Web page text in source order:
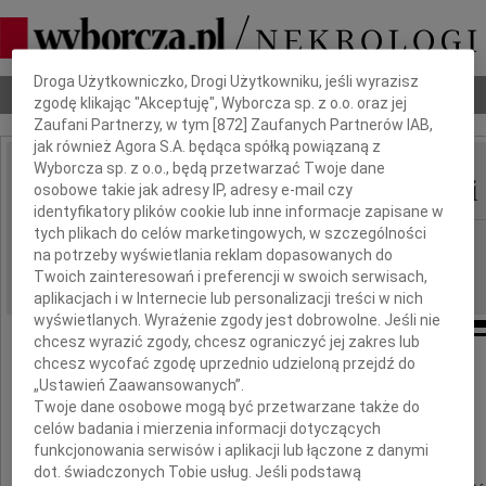
Nekrologi Odeszli Poradnik pogrzebowy
IMIĘ I NAZWISKO: Wojciech Marcinkowski
REGION: Bydgoszcz, Warszawa
DATA EMISJI: 04.05.2012
Jednego serca tak mało, tak mało.
Jednego serca trzeba mi na ziemi...
A jednak żądam za wiele...
Dbamy o Twoją prywatność
Droga Użytkowniczko, Drogi Użytkowniku, jeśli wyrazisz
zgodę klikając "Akceptuję", Wyborcza sp. z o.o. oraz jej
Zaufani Partnerzy, w tym [872 ] Zaufanych Partnerów IAB,
jak również Agora S.A. będąca spółką powiązaną z
Wyborcza sp. z o.o., będą przetwarzać Twoje dane
osobowe takie jak adresy IP, adresy e-mail czy
identyfikatory plików cookie lub inne informacje zapisane w
tych plikach do celów marketingowych, w szczególności
na potrzeby wyświetlania reklam dopasowanych do
Twoich zainteresowań i preferencji w swoich serwisach,
aplikacjach i w Internecie lub personalizacji treści w nich
wyświetlanych. Wyrażenie zgody jest dobrowolne. Jeśli nie
chcesz wyrazić zgody, chcesz ograniczyć jej zakres lub
chcesz wycofać zgodę uprzednio udzieloną przejdź do
„Ustawień Zaawansowanych”.
Twoje dane osobowe mogą być przetwarzane także do
celów badania i mierzenia informacji dotyczących
funkcjonowania serwisów i aplikacji lub łączone z danymi
dot. świadczonych Tobie usług. Jeśli podstawą